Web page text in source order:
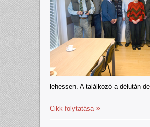
lehessen. A találkozó a délután
Cikk folytatása